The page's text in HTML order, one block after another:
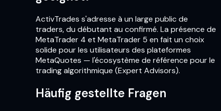
ActivTrades s'adresse à un large public de
traders, du débutant au confirmé. La présence de
MetaTrader 4 et MetaTrader 5 en fait un choix
solide pour les utilisateurs des plateformes
MetaQuotes — l'écosystème de référence pour le
trading algorithmique (Expert Advisors).
Häufig gestellte Fragen